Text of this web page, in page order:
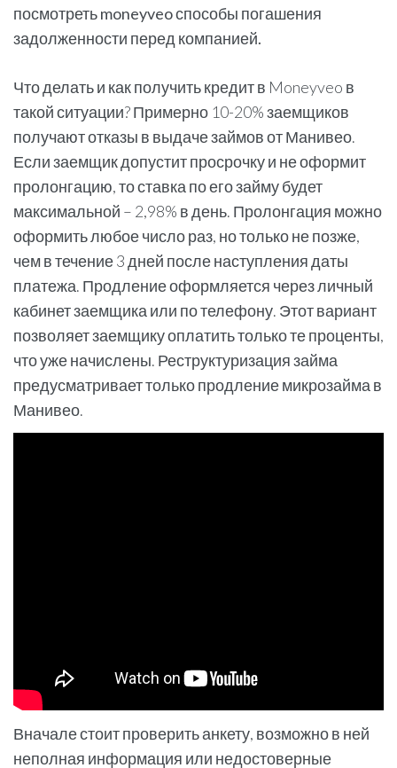
посмотреть moneyveo способы погашения
задолженности перед компанией.
Что делать и как получить кредит в Moneyveo в
такой ситуации? Примерно 10-20% заемщиков
получают отказы в выдаче займов от Манивео.
Если заемщик допустит просрочку и не оформит
пролонгацию, то ставка по его займу будет
максимальной – 2,98% в день. Пролонгация можно
оформить любое число раз, но только не позже,
чем в течение 3 дней после наступления даты
платежа. Продление оформляется через личный
кабинет заемщика или по телефону. Этот вариант
позволяет заемщику оплатить только те проценты,
что уже начислены. Реструктуризация займа
предусматривает только продление микрозайма в
Манивео.
Вначале стоит проверить анкету, возможно в ней
неполная информация или недостоверные